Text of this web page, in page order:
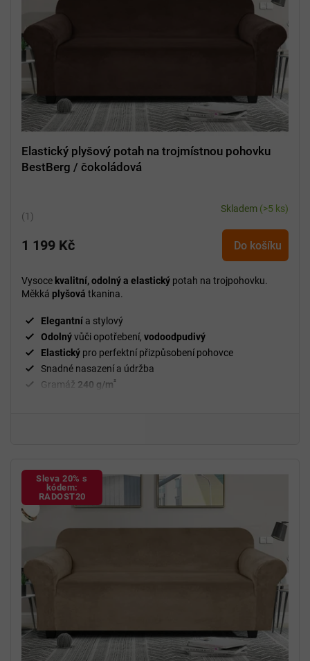
Elastický plyšový potah na trojmístnou pohovku
BestBerg / čokoládová
Průměrné
produktu
5,0
z
hvězdiček.
Skladem (>5 ks)
1 199 Kč Do košíku
Vysoce kvalitní, odolný a elastický potah na trojpohovku.
Měkká plyšová tkanina.
Elegantní a stylový
Odolnývůči opotřebení, vodoodpudivý
Elastický pro perfektní přizpůsobení pohovce
Snadné nasazení a údržba
Gramáž 240 g/m²
Sleva 20% s
kódem:
RADOST20